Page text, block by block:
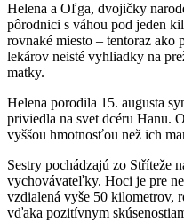
Helena a Oľga, dvojičky
pôrodnici s váhou pod jeden
rovnaké miesto – tentoraz
lekárov neisté vyhliadky na
matky.
Helena porodila 15. augusta
priviedla na svet dcéru Hanu.
vyššou hmotnosťou než ich
Sestry pochádzajú zo Stříteže
vychovávateľky. Hoci je pre
vzdialená vyše 50 kilometrov,
vďaka pozitívnym